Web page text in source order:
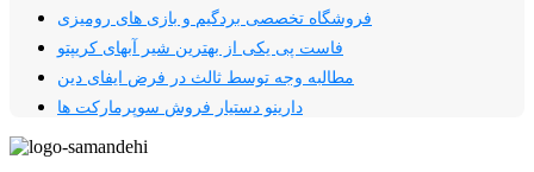
فروشگاه تخصصی بردگیم و بازی های رومیزی
فاست پی یکی از بهترین شیر آبهای کریپتو
مطالبه وجه توسط ثالث در فرض ایفای دین
دارینو دستیار فروش سوپرمارکت ها